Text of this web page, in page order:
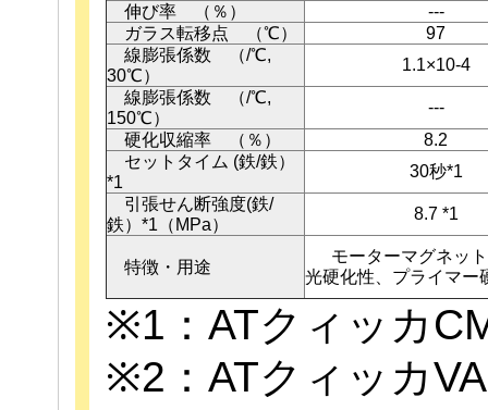
伸び率 （％）
---
ガラス転移点 （℃）
97
線膨張係数 （/℃,
30℃）
1.1×10-4
線膨張係数 （/℃,
150℃）
---
硬化収縮率 （％）
8.2
セットタイム (鉄/鉄）
*1
30秒*1
引張せん断強度(鉄/
鉄）*1（MPa）
8.7 *1
特徴・用途
モーターマグネッ
光硬化性、プライマー
※1：ATクィッカ
※2：ATクィッカ